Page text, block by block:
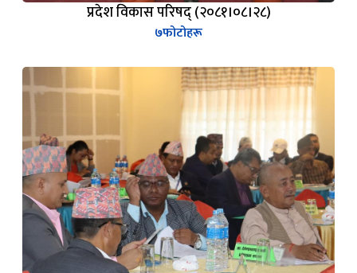
प्रदेश विकास परिषद् (२०८१।०८।२८)
७फोटोहरू